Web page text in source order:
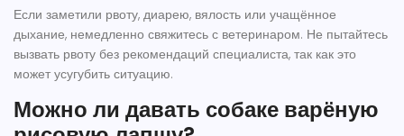
Если заметили рвоту, диарею, вялость или учащённое
дыхание, немедленно свяжитесь с ветеринаром. Не пытайтесь
вызвать рвоту без рекомендаций специалиста, так как это
может усугубить ситуацию.
Можно ли давать собаке варёную